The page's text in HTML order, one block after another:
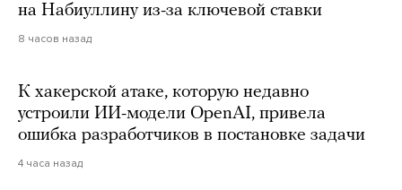
на Набиуллину из-за ключевой ставки
8 часов назад
К хакерской атаке, которую недавно
устроили ИИ-модели OpenAI, привела
ошибка разработчиков в постановке задачи
4 часа назад